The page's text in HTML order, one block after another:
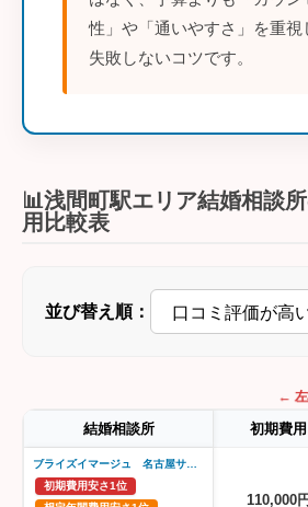
性」や「通いやすさ」を重視
失敗しないコツです。
📊浅間町駅エリア結婚相談
用比較表
並び替え順：
← 左
結婚相談所 初期費用
初期費用安さ1位
110,000円